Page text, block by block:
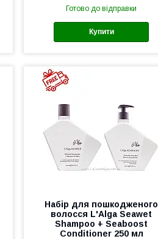
Готово до відправки
Купити
Набір для пошкодженого
волосся L'Alga Seawet
Shampoo + Seaboost
Conditioner 250 мл